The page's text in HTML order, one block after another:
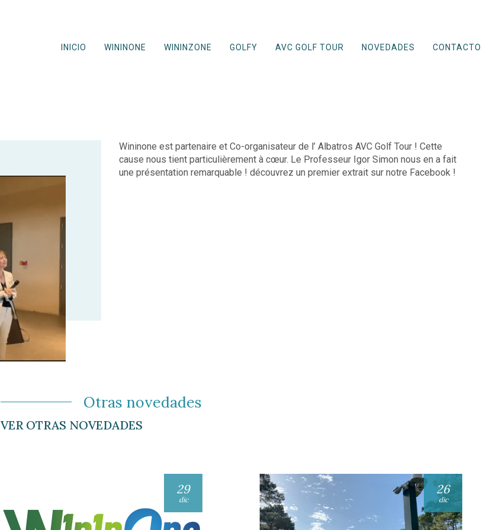
INICIO WININONE WININZONE GOLFY AVC GOLF TOUR NOVEDADES CONTACTO
Wininone est partenaire et Co-organisateur de l’ Albatros AVC Golf Tour ! Cette
cause nous tient particulièrement à cœur. Le Professeur Igor Simon nous en a fait
une présentation remarquable ! découvrez un premier extrait sur notre Facebook !
Otras novedades
VER OTRAS NOVEDADES
29
dic
26
dic